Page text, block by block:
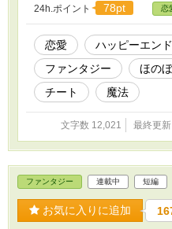
24h.ポイント 78pt 恋
恋愛 ハッピーエンド
ファンタジー
ほの
チート
魔法
文字数 12,021 最終更
ファンタジー 連載中 短編
お気に入りに追加